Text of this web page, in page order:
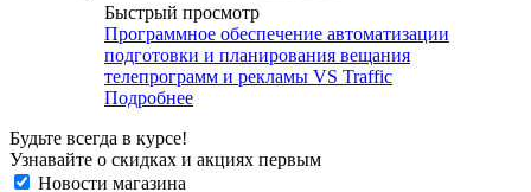
Быстрый просмотр
Программное обеспечение автоматизации
подготовки и планирования вещания
телепрограмм и рекламы VS Traffic
Подробнее
Будьте всегда в курсе!
Узнавайте о скидках и акциях первым
Новости магазина